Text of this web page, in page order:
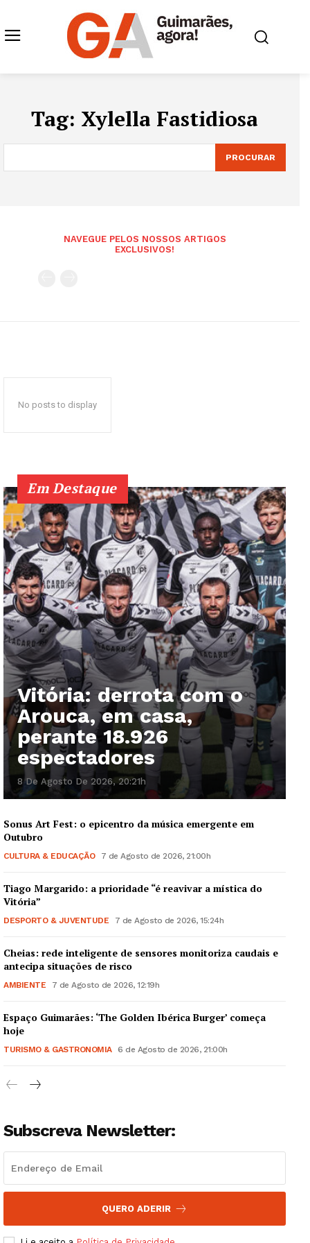
Guimarães, agora!
Institucional
Artigos
Edição Digital
Grande Entrevista
Tag: Xylella Fastidiosa
PROCURAR
NAVEGUE PELOS NOSSOS ARTIGOS
EXCLUSIVOS!
No posts to display
Em Destaque
Vitória: derrota com o
Arouca, em casa,
perante 18.926
espectadores
8 De Agosto De 2026, 20:21h
Sonus Art Fest: o epicentro da música emergente em
Outubro
CULTURA & EDUCAÇÃO 7 de Agosto de 2026, 21:00h
Tiago Margarido: a prioridade “é reavivar a mística do
Vitória”
DESPORTO & JUVENTUDE 7 de Agosto de 2026, 15:24h
Cheias: rede inteligente de sensores monitoriza caudais e
antecipa situações de risco
AMBIENTE 7 de Agosto de 2026, 12:19h
Espaço Guimarães: ‘The Golden Ibérica Burger’ começa
hoje
TURISMO & GASTRONOMIA 6 de Agosto de 2026, 21:00h
Subscreva Newsletter:
QUERO ADERIR